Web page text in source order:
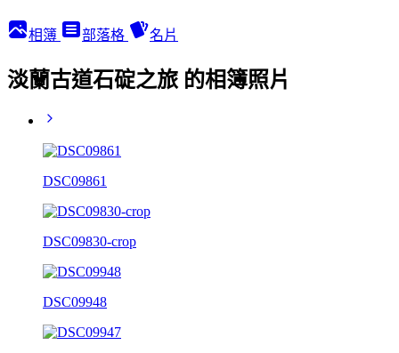
相簿 部落格 名片
淡蘭古道石碇之旅 的相簿照片
DSC09861
DSC09830-crop
DSC09948